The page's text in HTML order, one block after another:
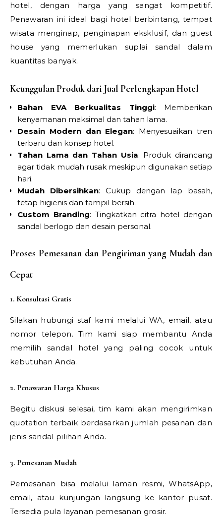
hotel, dengan harga yang sangat kompetitif.
Penawaran ini ideal bagi hotel berbintang, tempat
wisata menginap, penginapan eksklusif, dan guest
house yang memerlukan suplai sandal dalam
kuantitas banyak.
Keunggulan Produk dari Jual Perlengkapan Hotel
Bahan EVA Berkualitas Tinggi: Memberikan
kenyamanan maksimal dan tahan lama.
Desain Modern dan Elegan: Menyesuaikan tren
terbaru dan konsep hotel.
Tahan Lama dan Tahan Usia: Produk dirancang
agar tidak mudah rusak meskipun digunakan setiap
hari.
Mudah Dibersihkan: Cukup dengan lap basah,
tetap higienis dan tampil bersih.
Custom Branding: Tingkatkan citra hotel dengan
sandal berlogo dan desain personal.
Proses Pemesanan dan Pengiriman yang Mudah dan
Cepat
1. Konsultasi Gratis
Silakan hubungi staf kami melalui WA, email, atau
nomor telepon. Tim kami siap membantu Anda
memilih sandal hotel yang paling cocok untuk
kebutuhan Anda.
2. Penawaran Harga Khusus
Begitu diskusi selesai, tim kami akan mengirimkan
quotation terbaik berdasarkan jumlah pesanan dan
jenis sandal pilihan Anda.
3. Pemesanan Mudah
Pemesanan bisa melalui laman resmi, WhatsApp,
email, atau kunjungan langsung ke kantor pusat.
Tersedia pula layanan pemesanan grosir.